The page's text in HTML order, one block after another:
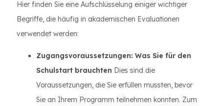
Hier finden Sie eine Aufschlüsselung einiger wichtiger
Begriffe, die häufig in akademischen Evaluationen
verwendet werden:
Zugangsvoraussetzungen: Was Sie für den
Schulstart brauchten Dies sind die
Voraussetzungen, die Sie erfüllen mussten, bevor
Sie an Ihrem Programm teilnehmen konnten. Zum